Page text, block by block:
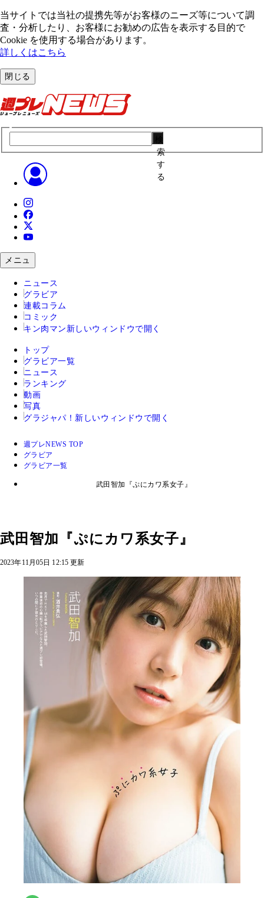
当サイトでは当社の提携先等がお客様のニーズ等について調
査・分析したり、お客様にお勧めの広告を表⽰する⽬的で
Cookie を使⽤する場合があります。
詳しくはこちら
閉じる
索
す
る
メニュ
ニュース
グラビア
連載コラム
コミック
キン肉マン 新しいウィンドウで開く
トップ
グラビア一覧
ニュース
ランキング
動画
写真
グラジャパ！ 新しいウィンドウで開く
週プレNEWS TOP
グラビア
グラビア一覧
武田智加『ぷにカワ系女子』
武田智加『ぷにカワ系女子』
2023年11月05日 12:15 更新